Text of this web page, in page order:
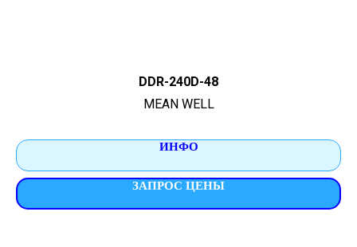
DDR-240D-48
MEAN WELL
ИНФО
ЗАПРОС ЦЕНЫ